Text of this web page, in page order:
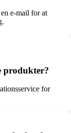
e-mail for at
produkter?
for